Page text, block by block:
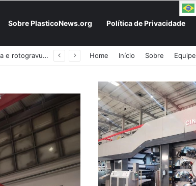
Sobre PlasticoNews.org Política de Privacidade
Fabricantes já têm o “plano B” na prateleira: PU 100% / NC-free existe, mas ainda é pouco usado: a hora é transformar isso em projeto de resiliência Home Início Sobre Equipe